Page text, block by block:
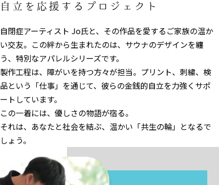
自立を応援するプロジェクト
自閉症アーティスト Jo氏と、その作品を愛するご家族の温か
い交友。この絆から生まれたのは、サウナのデザインを纏
う、特別なアパレルシリーズです。
製作工程は、障がいを持つ方々が担当。プリント、刺繍、検
品という「仕事」を通じて、彼らの金銭的自立を力強くサポ
ートしています。
この一着には、優しさの物語が宿る。
それは、あなたと社会を結ぶ、温かい「共生の輪」となるで
しょう。